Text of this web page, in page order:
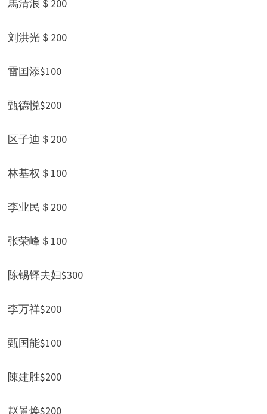
馬清浪＄200
刘洪光＄200
雷囯添$100
甄德悦$200
区子迪＄200
林基权＄100
李业民＄200
张荣峰＄100
陈锡铎夫妇$300
李万祥$200
甄国能$100
陳建胜$200
赵景焕$200